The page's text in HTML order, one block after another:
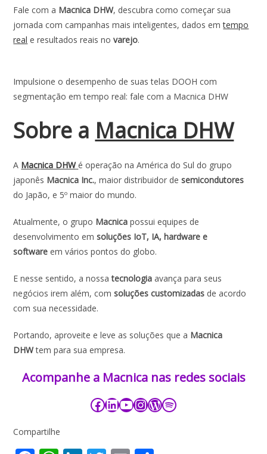
Fale com a Macnica DHW, descubra como começar sua
jornada com campanhas mais inteligentes, dados emtempo
real e resultados reais no varejo.
Impulsione o desempenho de suas telas DOOH com
segmentação em tempo real: fale com a Macnica DHW
Sobre a Macnica DHW
A Macnica DHW é operação na América do Sul do grupo
japonês Macnica Inc., maior distribuidor desemicondutores
do Japão, e 5º maior do mundo.
Atualmente, o grupo Macnica possui equipes de
desenvolvimento emsoluções IoT, IA, hardware e
software em vários pontos do globo.
E nesse sentido, a nossatecnologiaavança para seus
negócios irem além, comsoluções customizadas de acordo
com sua necessidade.
Portando, aproveite e leve as soluções que a Macnica
DHWtem para sua empresa.
Acompanhe a Macnica nas redes sociais​​​
Compartilhe